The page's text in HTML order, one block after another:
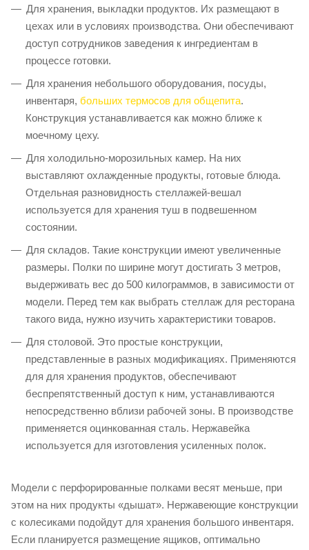
Для хранения, выкладки продуктов. Их размещают в
цехах или в условиях производства. Они обеспечивают
доступ сотрудников заведения к ингредиентам в
процессе готовки.
Для хранения небольшого оборудования, посуды,
инвентаря, больших термосов для общепита.
Конструкция устанавливается как можно ближе к
моечному цеху.
Для холодильно-морозильных камер. На них
выставляют охлажденные продукты, готовые блюда.
Отдельная разновидность стеллажей-вешал
используется для хранения туш в подвешенном
состоянии.
Для складов. Такие конструкции имеют увеличенные
размеры. Полки по ширине могут достигать 3 метров,
выдерживать вес до 500 килограммов, в зависимости от
модели. Перед тем как выбрать стеллаж для ресторана
такого вида, нужно изучить характеристики товаров.
Для столовой. Это простые конструкции,
представленные в разных модификациях. Применяются
для для хранения продуктов, обеспечивают
беспрепятственный доступ к ним, устанавливаются
непосредственно вблизи рабочей зоны. В производстве
применяется оцинкованная сталь. Нержавейка
используется для изготовления усиленных полок.
Модели с перфорированные полками весят меньше, при
этом на них продукты «дышат». Нержавеющие конструкции
с колесиками подойдут для хранения большого инвентаря.
Если планируется размещение ящиков, оптимально